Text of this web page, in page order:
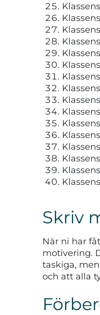
Skriv
När ni har
motivering.
taskiga,
och att alla